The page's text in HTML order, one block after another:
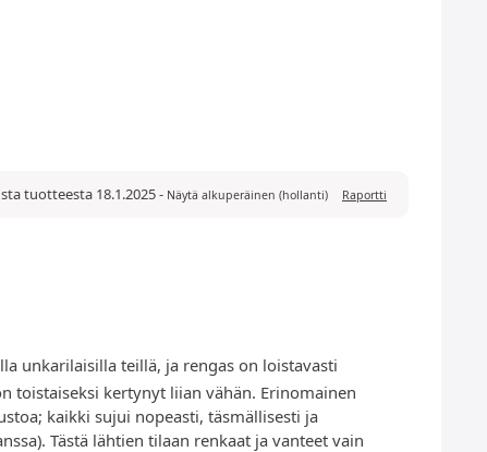
tuotteesta 18.1.2025- Näytä alkuperäinen (hollanti) Raportti
unkarilaisilla teillä, ja rengas on loistavasti
toistaiseksi kertynyt liian vähän. Erinomainen
kaikki sujui nopeasti, täsmällisesti ja
Tästä lähtien tilaan renkaat ja vanteet vain